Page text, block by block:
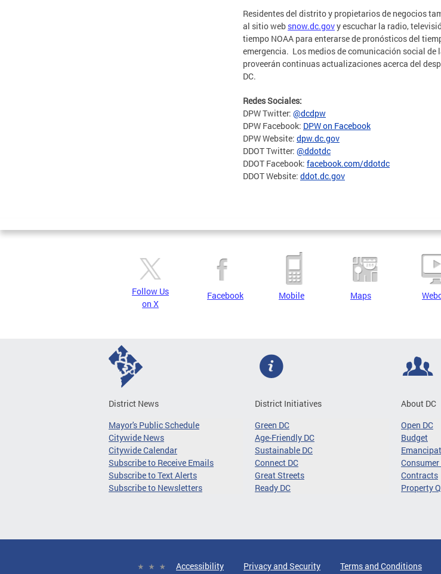
Residentes del distrito y propietarios de negocios
al sitio web snow.dc.govy escuchar la radio,
tiempo NOAA para enterarse de pronósticos del
emergencia. Los medios de comunicación social de
proveerán continuas actualizaciones acerca del
DC.
Redes Sociales:
DPW Twitter: @dcdpw
DPW Facebook: DPW on Facebook
DPW Website: dpw.dc.gov
DDOT Twitter: @ddotdc
DDOT Facebook: facebook.com/ddotdc
DDOT Website: ddot.dc.gov
Follow Us
on X
Facebook Mobile Maps
District News
Mayor's Public Schedule
Citywide News
Citywide Calendar
Subscribe to Receive Emails
Subscribe to Text Alerts
Subscribe to Newsletters
District Initiatives
Green DC
Age-Friendly DC
Sustainable DC
Connect DC
Great Streets
Ready DC
About DC
Open DC
Budget
Contracts
Property
Accessibility Privacy and Security Terms and Conditions